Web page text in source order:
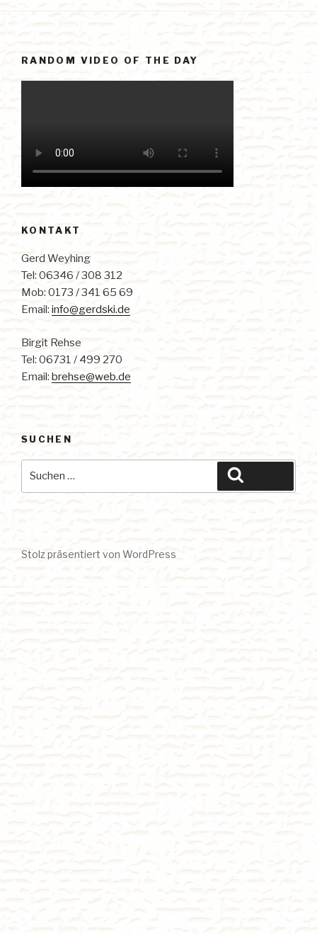
RANDOM VIDEO OF THE DAY
KONTAKT
Gerd Weyhing
Tel: 06346 / 308 312
Mob: 0173 / 341 65 69
Email: info@gerdski.de
Birgit Rehse
Tel: 06731 / 499 270
Email: brehse@web.de
SUCHEN
Stolz präsentiert von WordPress